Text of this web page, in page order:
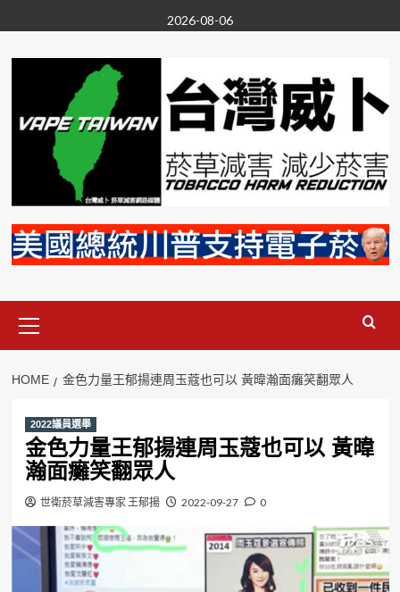
to
content
2026-08-06
Menu
HOME 金色力量王郁揚連周玉蔻也可以 黃暐瀚面癱笑翻眾人
2022議員選舉
金色力量王郁揚連周玉蔻也可以 黃暐
瀚面癱笑翻眾人
世衛菸草減害專家 王郁揚 2022-09-27 0